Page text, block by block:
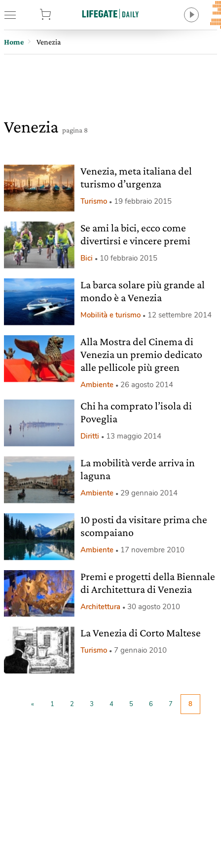
Home Venezia
Venezia pagina 8
Venezia, meta italiana del
turismo d’urgenza
Turismo 19 febbraio 2015
Se ami la bici, ecco come
divertirsi e vincere premi
Bici 10 febbraio 2015
La barca solare più grande al
mondo è a Venezia
Mobilità e turismo 12 settembre 2014
Alla Mostra del Cinema di
Venezia un premio dedicato
alle pellicole più green
Ambiente 26 agosto 2014
Chi ha comprato l’isola di
Poveglia
Diritti 13 maggio 2014
La mobilità verde arriva in
laguna
Ambiente 29 gennaio 2014
10 posti da visitare prima che
scompaiano
Ambiente 17 novembre 2010
Premi e progetti della Biennale
di Architettura di Venezia
Architettura 30 agosto 2010
La Venezia di Corto Maltese
Turismo 7 gennaio 2010
« 1 2 3 4 5 6 7 8